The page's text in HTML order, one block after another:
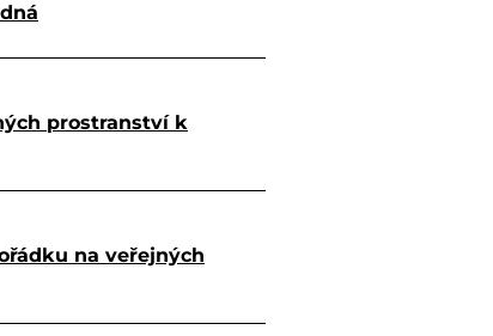
prostranství k
na veřejných